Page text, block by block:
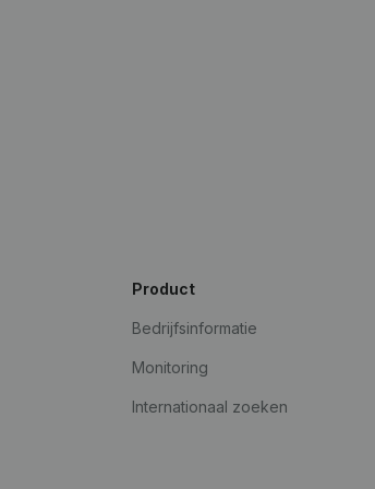
Product
Bedrijfsinformatie
Monitoring
Internationaal zoeken